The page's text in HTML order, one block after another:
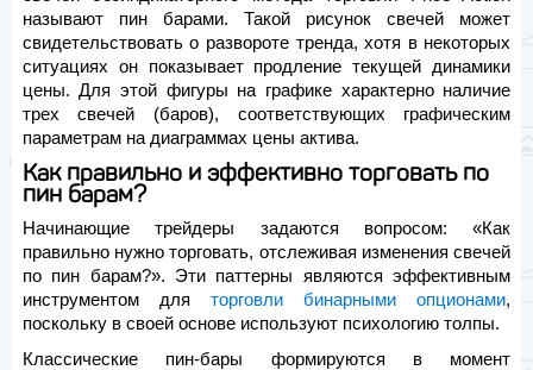
называют пин барами. Такой рисунок свечей может
свидетельствовать о развороте тренда, хотя в некоторых
ситуациях он показывает продление текущей динамики
цены. Для этой фигуры на графике характерно наличие
трех свечей (баров), соответствующих графическим
параметрам на диаграммах цены актива.
Как правильно и эффективно торговать по
пин барам?
Начинающие трейдеры задаются вопросом: «Как
правильно нужно торговать, отслеживая изменения свечей
по пин барам?». Эти паттерны являются эффективным
инструментом для торговли бинарными опционами,
поскольку в своей основе используют психологию толпы.
Классические пин-бары формируются в момент